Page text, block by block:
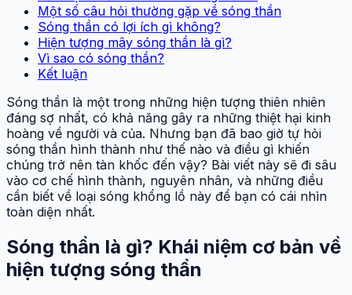
Một số câu hỏi thường gặp về sóng thần
Sóng thần có lợi ích gì không?
Hiện tượng mây sóng thần là gì?
Vì sao có sóng thần?
Kết luận
Sóng thần là một trong những hiện tượng thiên nhiên
đáng sợ nhất, có khả năng gây ra những thiệt hại kinh
hoàng về người và của. Nhưng bạn đã bao giờ tự hỏi
sóng thần hình thành như thế nào và điều gì khiến
chúng trở nên tàn khốc đến vậy? Bài viết này sẽ đi sâu
vào cơ chế hình thành, nguyên nhân, và những điều
cần biết về loại sóng khổng lồ này để bạn có cái nhìn
toàn diện nhất.
Sóng thần là gì? Khái niệm cơ bản về
hiện tượng sóng thần